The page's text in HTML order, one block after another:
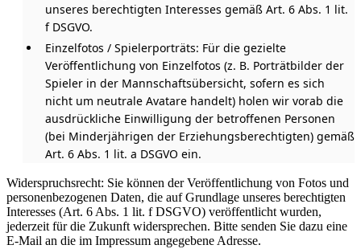
unseres berechtigten Interesses gemäß Art. 6 Abs. 1 lit.
f DSGVO.
Einzelfotos / Spielerporträts: Für die gezielte
Veröffentlichung von Einzelfotos (z. B. Porträtbilder der
Spieler in der Mannschaftsübersicht, sofern es sich
nicht um neutrale Avatare handelt) holen wir vorab die
ausdrückliche Einwilligung der betroffenen Personen
(bei Minderjährigen der Erziehungsberechtigten) gemäß
Art. 6 Abs. 1 lit. a DSGVO ein.
Widerspruchsrecht: Sie können der Veröffentlichung von Fotos und
personenbezogenen Daten, die auf Grundlage unseres berechtigten
Interesses (Art. 6 Abs. 1 lit. f DSGVO) veröffentlicht wurden,
jederzeit für die Zukunft widersprechen. Bitte senden Sie dazu eine
E-Mail an die im Impressum angegebene Adresse.